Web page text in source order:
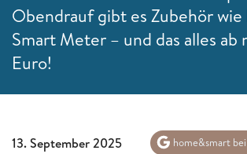
Obendrauf gibt es Zubehör wie
Smart Meter – und das alles ab
Euro!
13. September 2025 home&smart